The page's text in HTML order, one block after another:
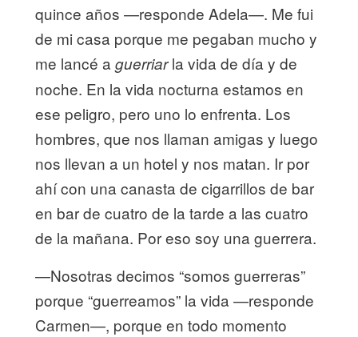
quince años —responde Adela—. Me fui
de mi casa porque me pegaban mucho y
me lancé a guerriarla vida de día y de
noche. En la vida nocturna estamos en
ese peligro, pero uno lo enfrenta. Los
hombres, que nos llaman amigas y luego
nos llevan a un hotel y nos matan. Ir por
ahí con una canasta de cigarrillos de bar
en bar de cuatro de la tarde a las cuatro
de la mañana. Por eso soy una guerrera.
—Nosotras decimos “somos guerreras”
porque “guerreamos” la vida —responde
Carmen—, porque en todo momento